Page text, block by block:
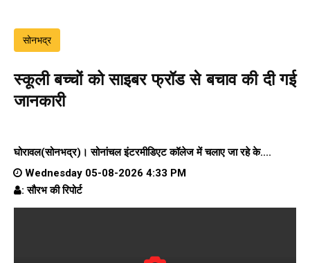
सोनभद्र
स्कूली बच्चों को साइबर फ्रॉड से बचाव की दी गई
जानकारी
घोरावल(सोनभद्र)। सोनांचल इंटरमीडिएट कॉलेजमें चलाए जा रहे के....
Wednesday 05-08-2026 4:33 PM
: सौरभ की रिपोर्ट